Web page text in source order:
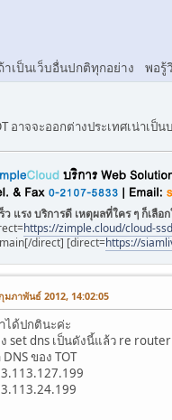
าเป็นเว็บอื่นปกติทุกอย่าง พอรู้
อาจจะออกต่างประเทศเน่าเป็
ร็ว แรง บริการดี เหตุผลที่ใคร ๆ ก็เลือ
https://zimple.cloud/cloud-
direct] [direct=https://
มภาพันธ์ 2012, 14:02:05
ได้ปกตินะค่ะ
set dns เป็นดังนี้แล้ว re
DNS ของ TOT